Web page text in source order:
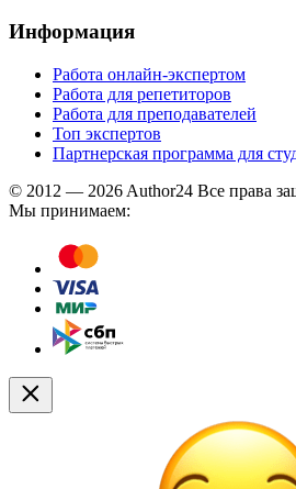
Информация
Работа онлайн-экспертом
Работа для репетиторов
Работа для преподавателей
Топ экспертов
Партнерская программа для
© 2012 — 2026 Author24 Все права
Мы принимаем: